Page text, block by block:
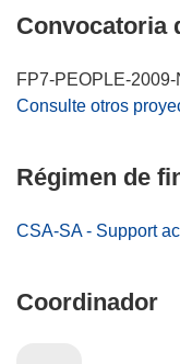
Convocatoria
FP7-PEOPLE-
Consulte otros
Régimen de
CSA-SA - Support
Coordinador